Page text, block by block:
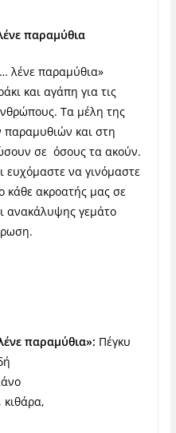
παραμύθια
λένε παραμύθια»
και αγάπη για τις
Τα μέλη της
και στη
σε όσους τα ακούν.
ευχόμαστε να γινόμαστε
κάθε ακροατής μας σε
ανακάλυψης γεμάτο
παραμύθια»: Πέγκυ